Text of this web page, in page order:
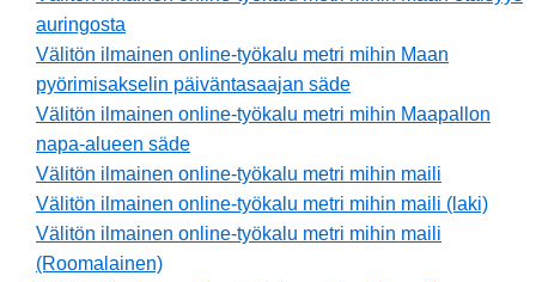
auringosta
Välitön ilmainen online-työkalu metri mihin Maan
pyörimisakselin päiväntasaajan säde
Välitön ilmainen online-työkalu metri mihin Maapallon
napa-alueen säde
Välitön ilmainen online-työkalu metri mihin maili
Välitön ilmainen online-työkalu metri mihin maili (laki)
Välitön ilmainen online-työkalu metri mihin maili
(Roomalainen)